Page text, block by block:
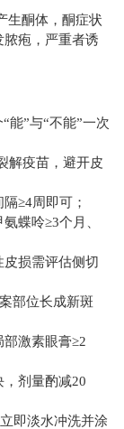
生酮体，酮症状
脓疱，严重者诱
”与“不能”一次
解疫苗，避开皮
≥4周即可；
蝶呤≥3个月、
损需评估侧切
部位长成新斑
激素眼膏≥2
剂量酌减20
即淡水冲洗并涂